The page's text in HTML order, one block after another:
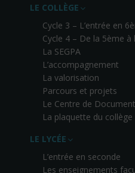
LE COLLÈGE
Cycle 3 – L’entrée en
Cycle 4 – De la 5ème à
La SEGPA
L’accompagnement
La valorisation
Parcours et projets
Le Centre de
La plaquette du collège
LE LYCÉE
L’entrée en seconde
Les enseignements